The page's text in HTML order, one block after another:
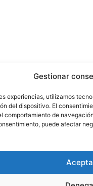
Gestionar
experiencias, utilizamos
del dispositivo. El
comportamiento de
puede afectar